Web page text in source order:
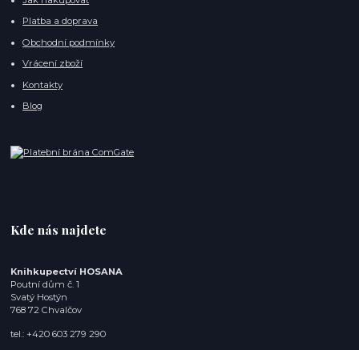
Platba a doprava
Obchodní podmínky
Vrácení zboží
Kontakty
Blog
Kde nás najdete
Knihkupectví HOSANA
Poutní dům č. 1
Svatý Hostýn
768 72 Chvalčov
tel.: +420 603 279 290